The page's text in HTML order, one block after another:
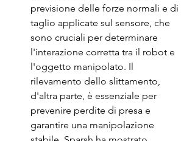
previsione delle forze normali e di
taglio applicate sul sensore, che
sono cruciali per determinare
l'interazione corretta tra il robot e
l'oggetto manipolato. Il
rilevamento dello slittamento,
d'altra parte, è essenziale per
prevenire perdite di presa e
garantire una manipolazione